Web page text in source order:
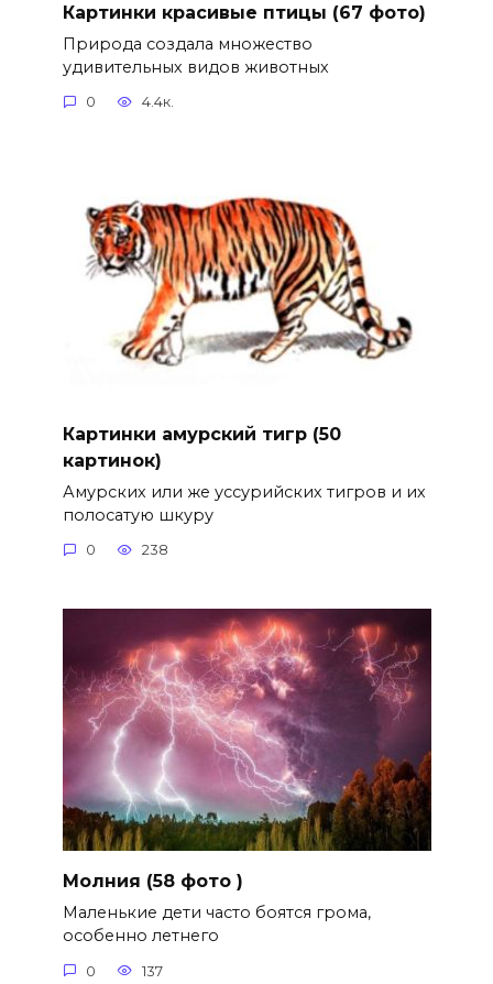
Картинки красивые птицы (67 фото)
Природа создала множество
удивительных видов животных
0 4.4к.
Картинки амурский тигр (50
картинок)
Амурских или же уссурийских тигров и их
полосатую шкуру
0 238
Молния (58 фото )
Маленькие дети часто боятся грома,
особенно летнего
0 137